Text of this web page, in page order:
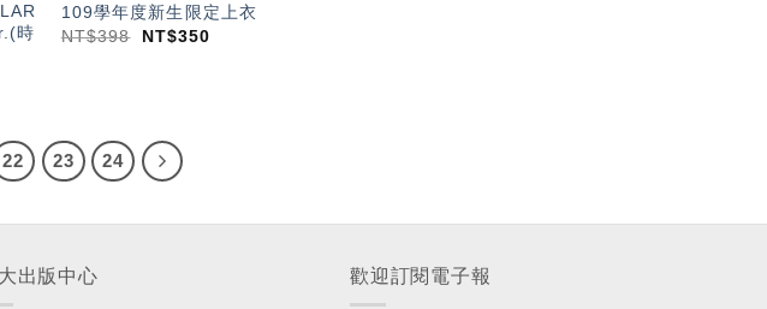
時
109學年度新生限定上衣
NT$398 NT$350
22 23 24
出版中心 歡迎訂閱電子報